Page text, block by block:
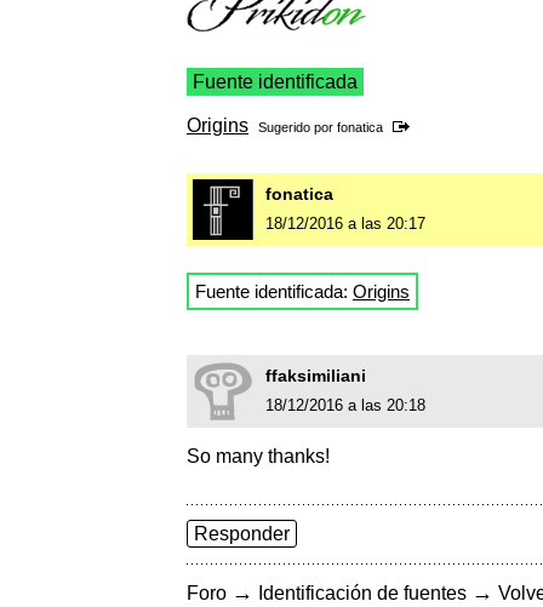
Fuente identificada
Origins Sugerido por fonatica
fonatica
18/12/2016 a las 20:17
Fuente identificada: Origins
ffaksimiliani
18/12/2016 a las 20:18
So many thanks!
Responder
Foro → Identificación de fuentes →